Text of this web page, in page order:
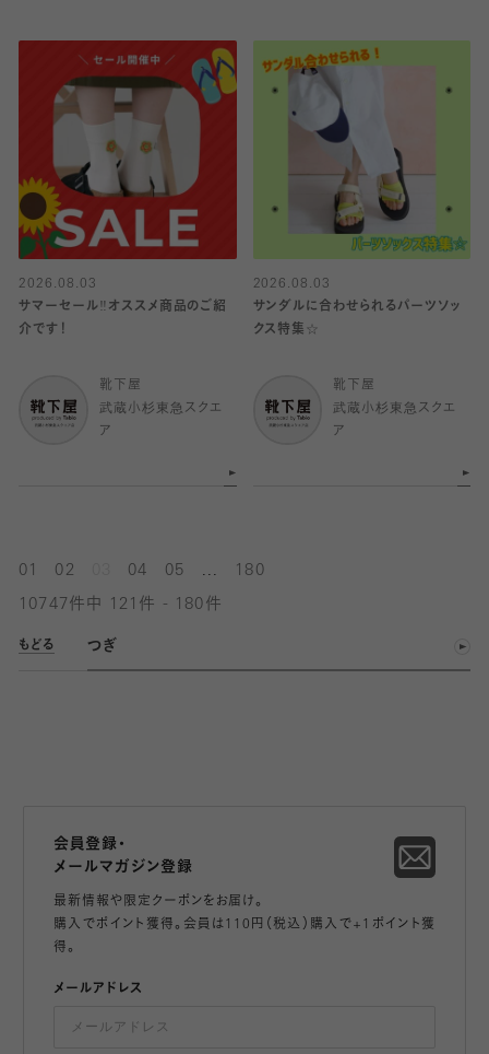
2026.08.03
サマーセール‼︎オススメ商品のご紹
介です！
靴下屋
武蔵小杉東急スクエ
ア
2026.08.03
サンダルに合わせられるパーツソッ
クス特集☆
靴下屋
武蔵小杉東急スクエ
ア
01 02 04 05 180
10747件中 121件 - 180件
もどる つぎ
会員登録・
メールマガジン登録
最新情報や限定クーポンをお届け。
購入でポイント獲得。会員は110円（税込）購入で+1ポイント獲
得。
メールアドレス